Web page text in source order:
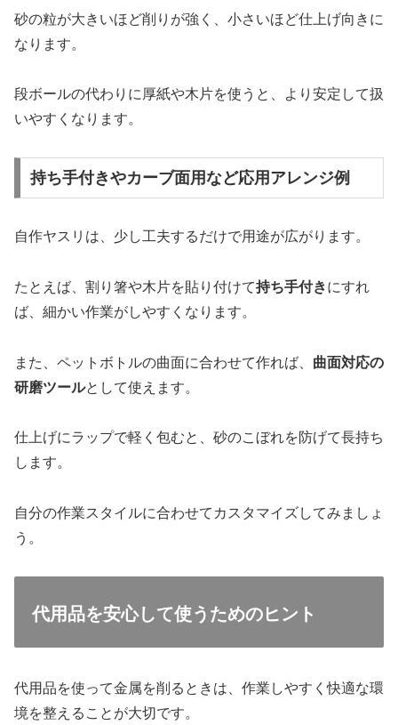
砂の粒が大きいほど削りが強く、小さいほど仕上げ向きに
なります。
段ボールの代わりに厚紙や木片を使うと、より安定して扱
いやすくなります。
持ち手付きやカーブ面用など応用アレンジ例
自作ヤスリは、少し工夫するだけで用途が広がります。
たとえば、割り箸や木片を貼り付けて持ち手付きにすれ
ば、細かい作業がしやすくなります。
また、ペットボトルの曲面に合わせて作れば、 曲面対応の
研磨ツールとして使えます。
仕上げにラップで軽く包むと、砂のこぼれを防げて長持ち
します。
自分の作業スタイルに合わせてカスタマイズしてみましょ
う。
代用品を安心して使うためのヒント
代用品を使って金属を削るときは、作業しやすく快適な環
境を整えることが大切です。